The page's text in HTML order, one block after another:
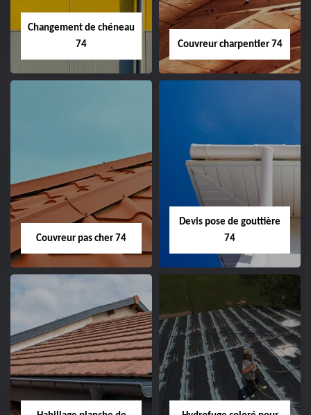
Changement de chéneau
74
Couvreur charpentier 74
Couvreur pas cher 74
Devis pose de gouttière
74